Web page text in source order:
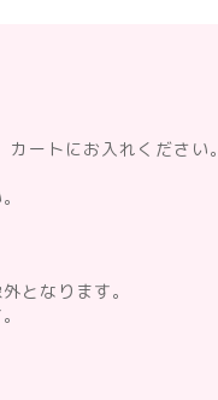
ートにお入れください。
となります。